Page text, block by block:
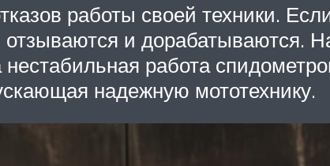
работы своей техники.
отзываются и дорабатываются.
работа
надежную мототехнику.